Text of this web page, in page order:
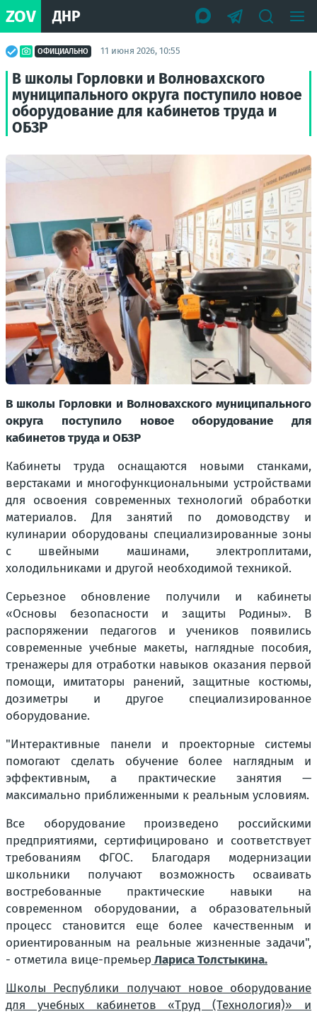
ZOV ДНР
ОФИЦИАЛЬНО 11 июня 2026, 10:55
В школы Горловки и Волновахского
муниципального округа поступило новое
оборудование для кабинетов труда и
ОБЗР
В школы Горловки и Волновахского муниципального
округа поступило новое оборудование для
кабинетов труда и ОБЗР
Кабинеты труда оснащаются новыми станками,
верстаками и многофункциональными устройствами
для освоения современных технологий обработки
материалов. Для занятий по домоводству и
кулинарии оборудованы специализированные зоны
с швейными машинами, электроплитами,
холодильниками и другой необходимой техникой.
Серьезное обновление получили и кабинеты
«Основы безопасности и защиты Родины». В
распоряжении педагогов и учеников появились
современные учебные макеты, наглядные пособия,
тренажеры для отработки навыков оказания первой
помощи, имитаторы ранений, защитные костюмы,
дозиметры и другое специализированное
оборудование.
"Интерактивные панели и проекторные системы
помогают сделать обучение более наглядным и
эффективным, а практические занятия —
максимально приближенными к реальным условиям.
Все оборудование произведено российскими
предприятиями, сертифицировано и соответствует
требованиям ФГОС. Благодаря модернизации
школьники получают возможность осваивать
востребованные практические навыки на
современном оборудовании, а образовательный
процесс становится еще более качественным и
ориентированным на реальные жизненные задачи",
- отметила вице-премьер Лариса Толстыкина.
Школы Республики получают новое оборудование
для учебных кабинетов «Труд (Технология)» и